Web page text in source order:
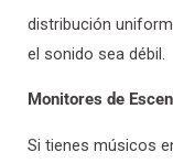
distribución
el sonido sea débil.
Monitores de
Si tienes músicos